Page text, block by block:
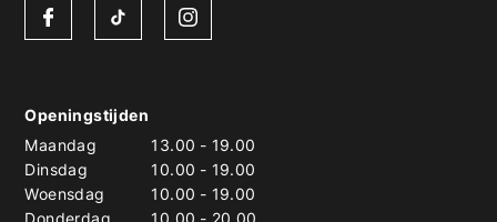
Openingstijden
Maandag
13.00 - 19.00
Dinsdag
10.00 - 19.00
Woensdag
10.00 - 19.00
Donderdag
10.00 - 20.00